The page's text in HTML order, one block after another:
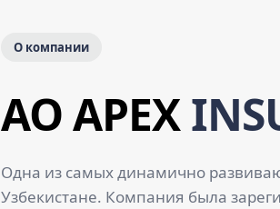
О компании
AO APEX
Одна из самых динамично
Узбекистане. Компания была